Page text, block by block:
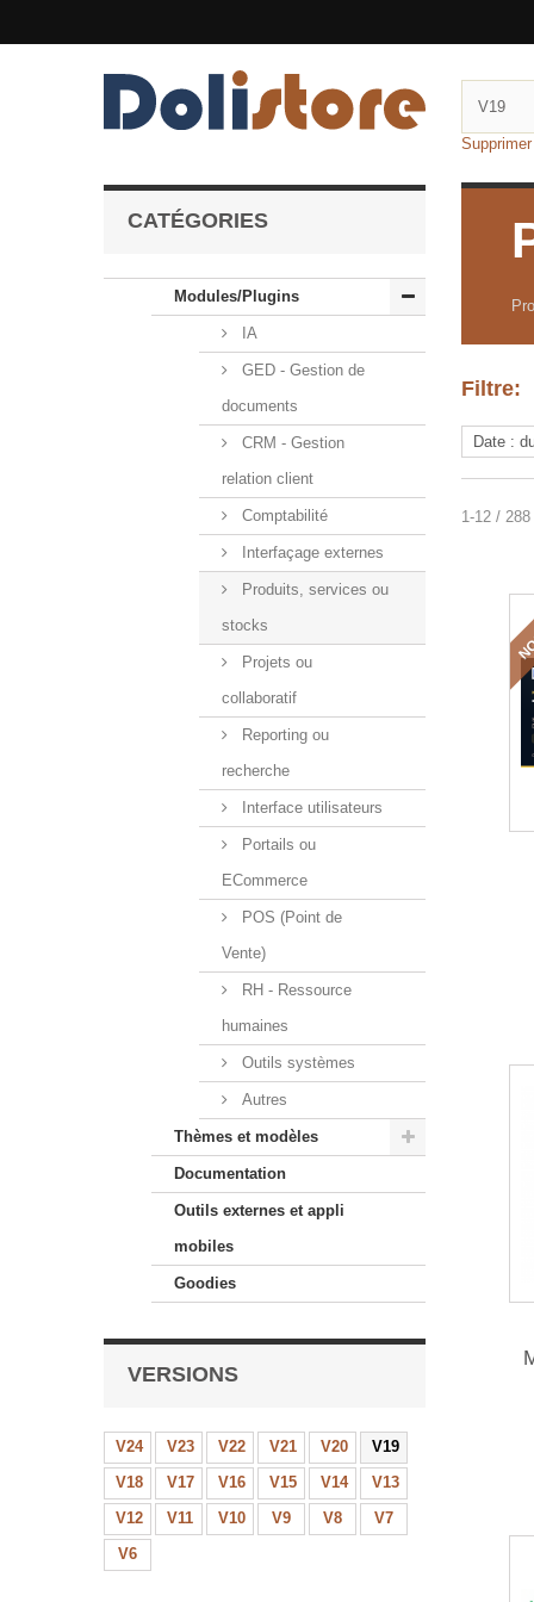
CATÉGORIES
Modules/Plugins
IA
GED - Gestion de
documents
CRM - Gestion
relation client
Comptabilité
Interfaçage externes
Produits, services ou
stocks
Projets ou
collaboratif
Reporting ou
recherche
Interface utilisateurs
Portails ou
ECommerce
POS (Point de
Vente)
RH - Ressource
humaines
Outils systèmes
Autres
Thèmes et modèles
Documentation
Outils externes et appli
mobiles
Goodies
VERSIONS
V24 V23 V22 V21 V20
V19
V18
V17 V16 V15 V14
V13
V12
V11 V10 V9 V8
V7
V6
Filtre:
1-12 /